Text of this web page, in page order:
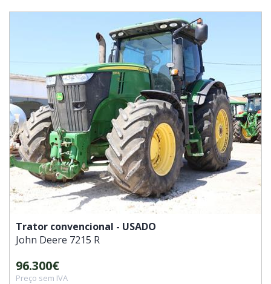
Trator convencional - USADO
John Deere 7215 R
96.300€
Preço sem IVA